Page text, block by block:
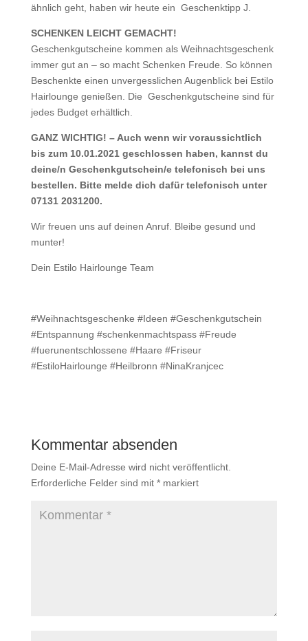
ähnlich geht, haben wir heute ein Geschenktipp J.
SCHENKEN LEICHT GEMACHT!
Geschenkgutscheine kommen als Weihnachtsgeschenk
immer gut an – so macht Schenken Freude. So können
Beschenkte einen unvergesslichen Augenblick bei Estilo
Hairlounge genießen. Die Geschenkgutscheine sind für
jedes Budget erhältlich.
GANZ WICHTIG! – Auch wenn wir voraussichtlich
bis zum 10.01.2021 geschlossen haben, kannst du
deine/n Geschenkgutschein/e telefonisch bei uns
bestellen. Bitte melde dich dafür telefonisch unter
07131 2031200.
Wir freuen uns auf deinen Anruf. Bleibe gesund und
munter!
Dein Estilo Hairlounge Team
#Weihnachtsgeschenke #Ideen #Geschenkgutschein
#Entspannung #schenkenmachtspass #Freude
#fuerunentschlossene #Haare #Friseur
#EstiloHairlounge #Heilbronn #NinaKranjcec
Kommentar absenden
Deine E-Mail-Adresse wird nicht veröffentlicht.
Erforderliche Felder sind mit *markiert